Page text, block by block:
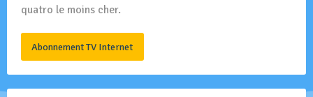
quatro le moins cher.
Abonnement TV Internet